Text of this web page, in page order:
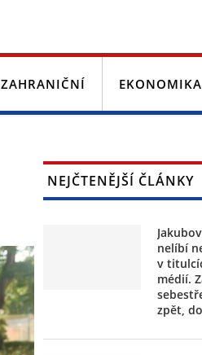
ZAHRANIČNÍ EKONOMIKA
NEJČTENĚJŠÍ ČLÁNKY
nelíbí
v
médií.
zpět,